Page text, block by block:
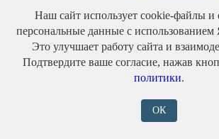
от 9000 ₽
Формат:
Дистанционно (онлайн) / Очно / Заочно
Диплом о профессиональной
Наш сайт использует cookie-файлы и
персональные данные с
Это улучшает работу сайта и
Подтвердите ваше согласие, нажав
политики.
ОК